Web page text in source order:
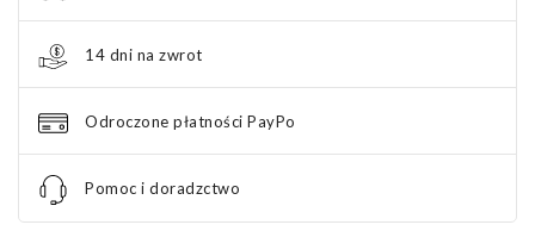
14 dni na zwrot
Odroczone płatności PayPo
Pomoc i doradzctwo